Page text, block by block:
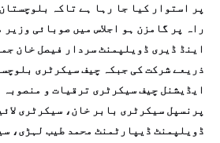
پر استوار کیا جا رہا ہے تاکہ
راہ پر گامزن ہو اجلاس میں صوبائی وزیر
اینڈ ڈیری ڈویلپمنٹ سردار فیصل خان
ذریعے شرکت کی جبکہ چیف سیکرٹری
ایڈیشنل چیف سیکرٹری ترقیات و منصوبہ
پرنسپل سیکرٹری بابر خان، سیکرٹری
ڈویلپمنٹ ڈیپارٹمنٹ محمد طیب لہڑی،